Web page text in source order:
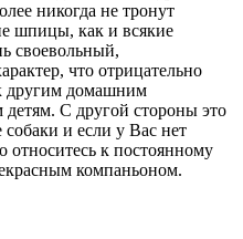
никогда не тронут
шпицы, как и всякие
своевольный,
что отрицательно
другим домашним
С другой стороны это
и если у Вас нет
к постоянному
компаньоном.